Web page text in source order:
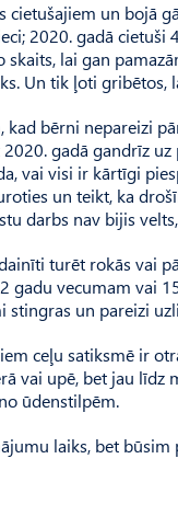
un bojā
2020. gadā cietuši
lai gan
Un tik ļoti gribētos,
bērni nepareizi
gadā gandrīz
vai visi ir kārtīgi
un teikt, ka
darbs nav bijis
turēt rokās vai
gadu vecumam vai
un pareizi
ceļu satiksmē ir
vai upē, bet jau līdz
ūdenstilpēm.
laiks, bet